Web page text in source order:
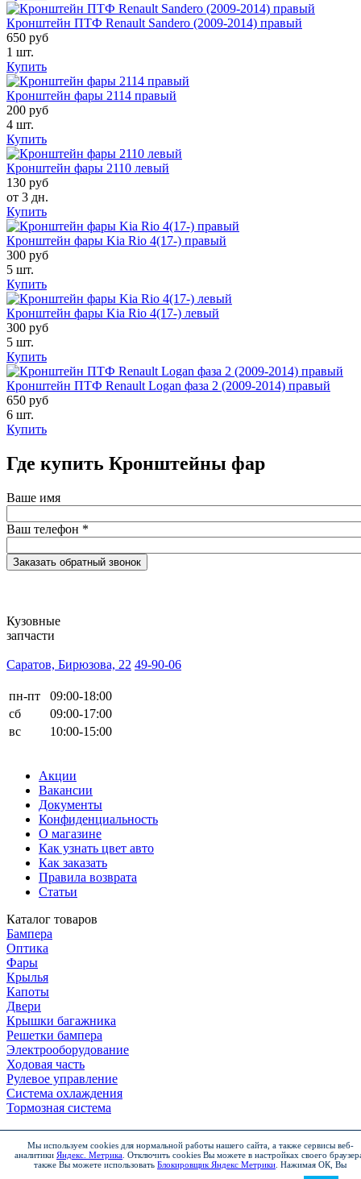
Кронштейн ПТФ Renault Sandero (2009-2014) правый
650 руб
1 шт.
Купить
Кронштейн фары 2114 правый
200 руб
4 шт.
Купить
Кронштейн фары 2110 левый
130 руб
от 3 дн.
Купить
Кронштейн фары Kia Rio 4(17-) правый
300 руб
5 шт.
Купить
Кронштейн фары Kia Rio 4(17-) левый
300 руб
5 шт.
Купить
Кронштейн ПТФ Renault Logan фаза 2 (2009-2014) правый
650 руб
6 шт.
Купить
Где купить Кронштейны фар
Ваше имя
Ваш телефон *
Кузовные
запчасти
Саратов, Бирюзова, 22 49-90-06
пн-пт
09:00-18:00
сб
09:00-17:00
вс
10:00-15:00
Акции
Вакансии
Документы
Конфиденциальность
О магазине
Как узнать цвет авто
Как заказать
Правила возврата
Статьи
Каталог товаров
Бампера
Оптика
Фары
Крылья
Капоты
Двери
Крышки багажника
Решетки бампера
Электрооборудование
Ходовая часть
Рулевое управление
Система охлаждения
Тормозная система
Чтобы заказать товар
Мы используем cookies для нормальной работы нашего сайта, а также сервисы веб-
аналитики Яндекс. Метрика Отключить cookies Вы можете в настройках своего
также Вы можете использовать Блокировщик Яндекс Метрики Нажимая ОК, Вы